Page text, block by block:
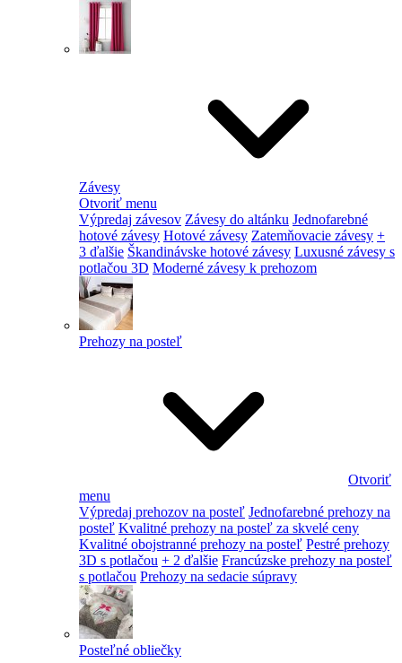
Závesy
Otvoriť menu
Výpredaj závesov Závesy do altánku Jednofarebné
hotové závesy Hotové závesy Zatemňovacie závesy +
3 ďalšie Škandinávske hotové závesy Luxusné závesy s
potlačou 3D Moderné závesy k prehozom
Prehozy na posteľ
Otvoriť
menu
Výpredaj prehozov na posteľ Jednofarebné prehozy na
posteľ Kvalitné prehozy na posteľ za skvelé ceny
Kvalitné obojstranné prehozy na posteľ Pestré prehozy
3D s potlačou + 2 ďalšie Francúzske prehozy na posteľ
s potlačou Prehozy na sedacie súpravy
Posteľné obliečky